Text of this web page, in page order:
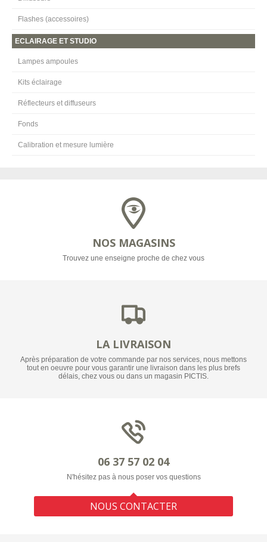
Flashes (accessoires)
ECLAIRAGE ET STUDIO
Lampes ampoules
Kits éclairage
Réflecteurs et diffuseurs
Fonds
Calibration et mesure lumière
NOS MAGASINS
Trouvez une enseigne proche de chez vous
LA LIVRAISON
Après préparation de votre commande par nos services, nous mettons
tout en oeuvre pour vous garantir une livraison dans les plus brefs
délais, chez vous ou dans un magasin PICTIS.
06 37 57 02 04
N'hésitez pas à nous poser vos questions
NOUS CONTACTER